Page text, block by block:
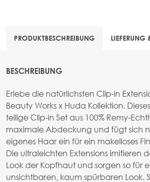
PRODUKTBESCHREIBUNG LIEFERUNG
BESCHREIBUNG
Erlebe die natürlichsten Clip-in
Beauty Works x Huda Kollektion.
teilige Clip-in Set aus 100% Remy-
maximale Abdeckung und fügt sich
eigenes Haar ein für ein makelloses
Die ultraleichten Extensions imitieren
Look der Kopfhaut und sorgen so für
unsichtbaren, kaum spürbaren Look.